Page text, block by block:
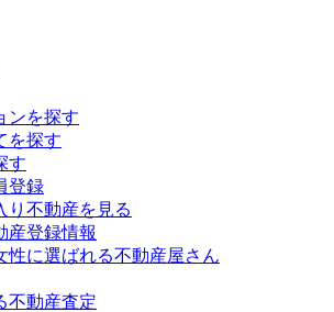
ンを探す
を探す
す
登録
り不動産を見る
産登録情報
性に選ばれる不動産屋さん
不動産査定